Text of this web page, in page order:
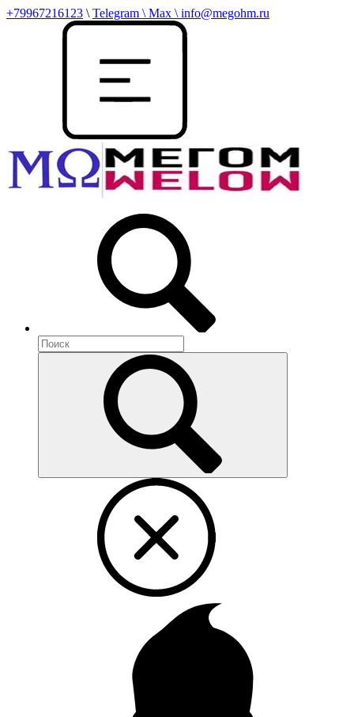
+79967216123 \ Telegram \ Max \ info@megohm.ru